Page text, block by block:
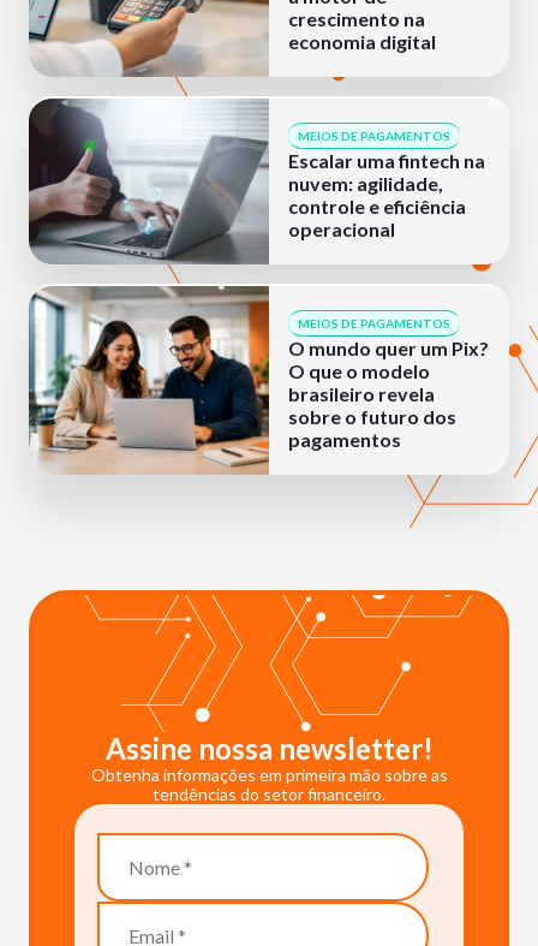
crescimento na
economia digital
MEIOS DE PAGAMENTOS
Escalar uma fintech na
nuvem: agilidade,
controle e eficiência
operacional
MEIOS DE PAGAMENTOS
O mundo quer um Pix?
O que o modelo
brasileiro revela
sobre o futuro dos
pagamentos
Assine nossa newsletter!
Obtenha informações em primeira mão sobre as
tendências do setor financeiro.